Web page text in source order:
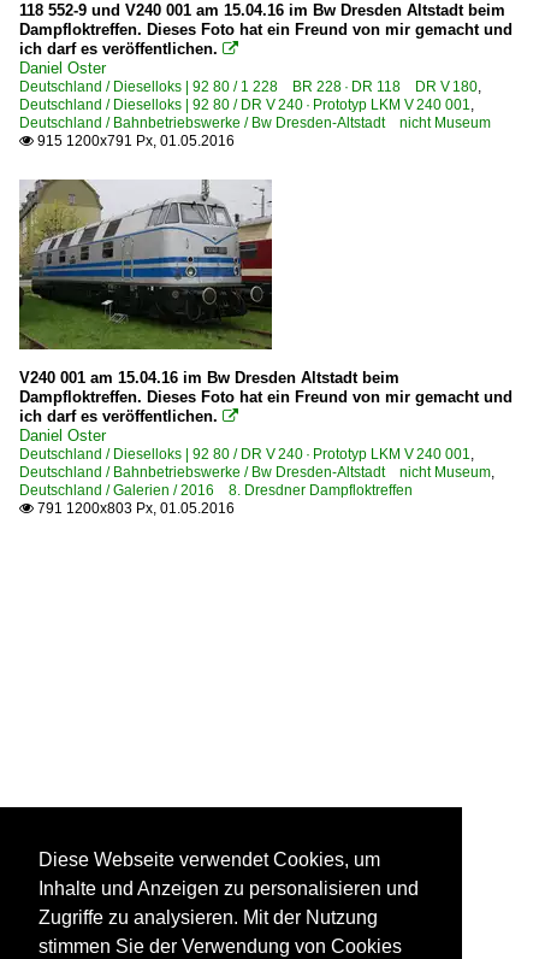
118 552-9 und V240 001 am 15.04.16 im Bw Dresden Altstadt beim
Dampfloktreffen. Dieses Foto hat ein Freund von mir gemacht und
ich darf es veröffentlichen. 
Daniel Oster
Deutschland / Dieselloks | 92 80 / 1 228 BR 228 · DR 118 DR V 180,
Deutschland / Dieselloks | 92 80 / DR V 240 · Prototyp LKM V 240 001,
Deutschland / Bahnbetriebswerke / Bw Dresden-Altstadt nicht Museum
 915 1200x791 Px, 01.05.2016
V240 001 am 15.04.16 im Bw Dresden Altstadt beim
Dampfloktreffen. Dieses Foto hat ein Freund von mir gemacht und
ich darf es veröffentlichen. 
Daniel Oster
Deutschland / Dieselloks | 92 80 / DR V 240 · Prototyp LKM V 240 001,
Deutschland / Bahnbetriebswerke / Bw Dresden-Altstadt nicht Museum,
Deutschland / Galerien / 2016 8. Dresdner Dampfloktreffen
 791 1200x803 Px, 01.05.2016
Diese Webseite verwendet Cookies, um
Inhalte und Anzeigen zu personalisieren und
Zugriffe zu analysieren. Mit der Nutzung
stimmen Sie der Verwendung von Cookies